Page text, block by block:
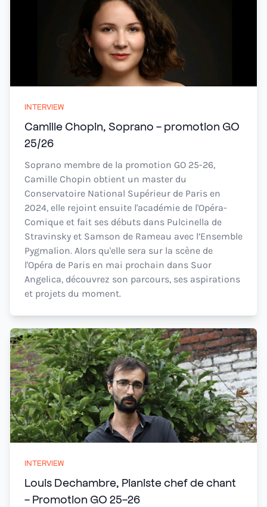
INTERVIEW
Camille Chopin, Soprano - promotion GO
25/26
Soprano membre de la promotion GO 25-26,
Camille Chopin obtient un master du
Conservatoire National Supérieur de Paris en
2024, elle rejoint ensuite l'académie de l'Opéra-
Comique et fait ses débuts dans Pulcinella de
Stravinsky et Samson de Rameau avec l’Ensemble
Pygmalion. Alors qu'elle sera sur la scène de
l'Opéra de Paris en mai prochain dans Suor
Angelica, découvrez son parcours, ses aspirations
et projets du moment.
INTERVIEW
Louis Dechambre, Pianiste chef de chant
- Promotion GO 25-26